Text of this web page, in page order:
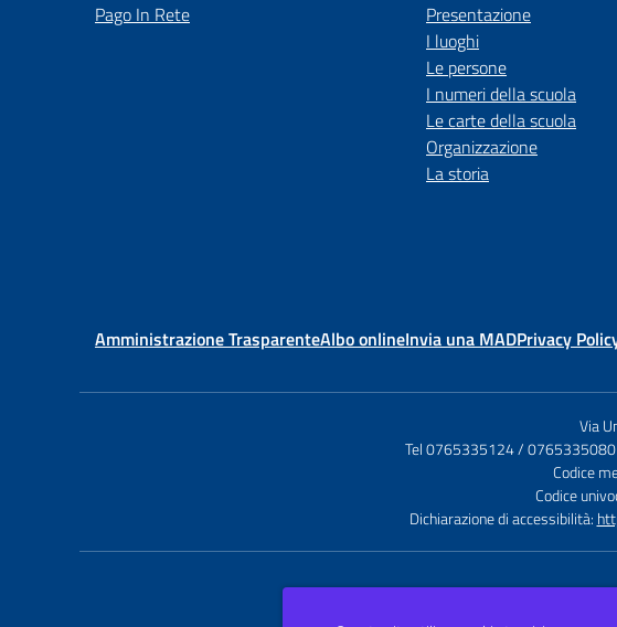
Pago In Rete
Presentazione
I luoghi
Le persone
I numeri della scuola
Le carte della scuola
Organizzazione
La storia
Amministrazione TrasparenteAlbo onlineInvia una MADPrivacy
Via
Tel 0765335124 / 0765335080
Codice
Codice
Dichiarazione di accessibilità: